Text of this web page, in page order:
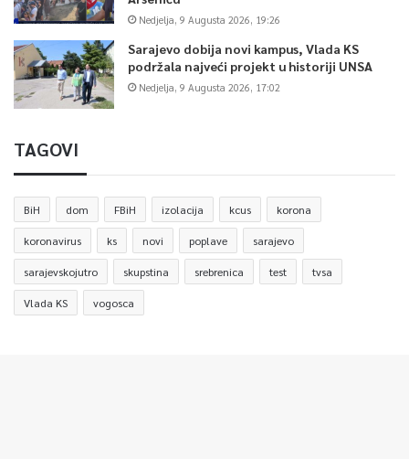
Nedjelja, 9 Augusta 2026, 19:26
Sarajevo dobija novi kampus, Vlada KS
podržala najveći projekt u historiji UNSA
Nedjelja, 9 Augusta 2026, 17:02
TAGOVI
BiH dom FBiH izolacija kcus korona
koronavirus ks novi poplave sarajevo
sarajevskojutro skupstina srebrenica test tvsa
Vlada KS vogosca